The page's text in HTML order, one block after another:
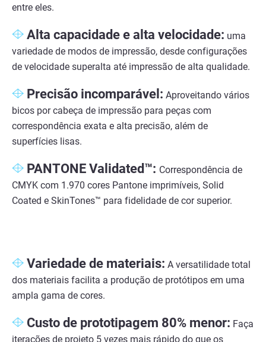
entre eles.
Alta capacidade e alta velocidade: uma
variedade de modos de impressão, desde configurações
de velocidade superalta até impressão de alta qualidade.
Precisão incomparável: Aproveitando vários
bicos por cabeça de impressão para peças com
correspondência exata e alta precisão, além de
superfícies lisas.
PANTONE Validated™: Correspondência de
CMYK com 1.970 cores Pantone imprimíveis, Solid
Coated e SkinTones™ para fidelidade de cor superior.
Variedade de materiais: A versatilidade total
dos materiais facilita a produção de protótipos em uma
ampla gama de cores.
Custo de prototipagem 80% menor: Faça
iterações de projeto 5 vezes mais rápido do que os